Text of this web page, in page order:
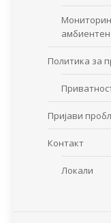
Политика за
Пријави
Контакт
Локали